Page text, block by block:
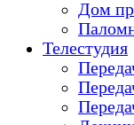
Дом
Телестудия